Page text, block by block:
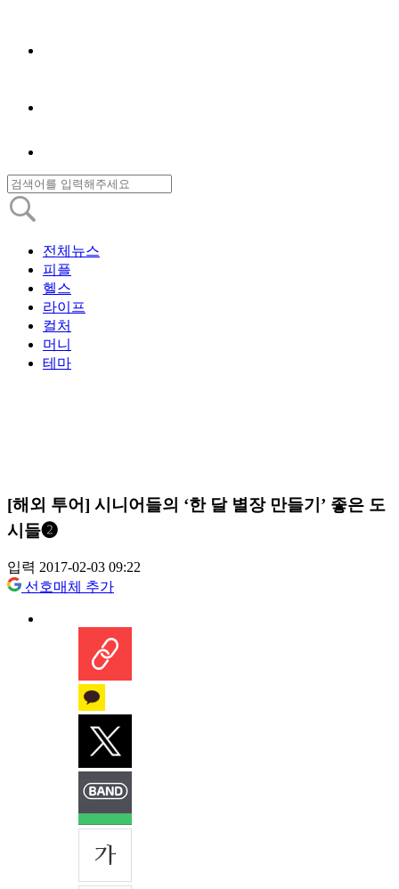
전체뉴스
피플
헬스
라이프
컬처
머니
테마
[해외 투어] 시니어들의 ‘한 달 별장 만들기’ 좋은 도
시들❷
입력 2017-02-03 09:22
선호매체 추가